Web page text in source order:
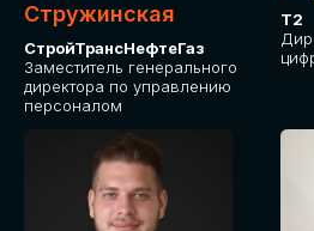
Стружинская
СтройТрансНефтеГаз
Заместитель генерального
директора по управлению
персоналом
Т2
СРЕДИ
МЕРОПРИЯТИЯ